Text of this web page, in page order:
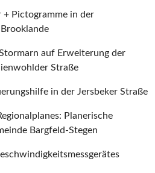
Pictogramme in der
auf Erweiterung der
Straße
in der Jersbeker Straße
Planerische
Bargfeld-Stegen